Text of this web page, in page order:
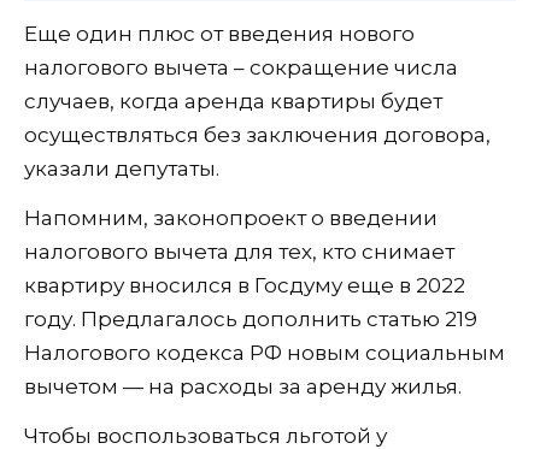
Еще один плюс от введения нового
налогового вычета – сокращение числа
случаев, когда аренда квартиры будет
осуществляться без заключения договора,
указали депутаты.
Напомним, законопроект о введении
налогового вычета для тех, кто снимает
квартиру вносился в Госдуму еще в 2022
году. Предлагалось дополнить статью 219
Налогового кодекса РФ новым социальным
вычетом — на расходы за аренду жилья.
Чтобы воспользоваться льготой у